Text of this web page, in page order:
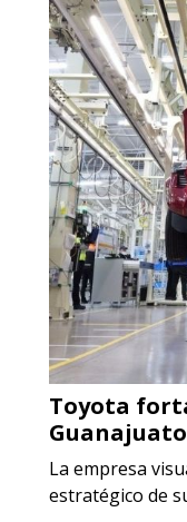
Empresa
Requiere:
ACERO
Incluyendo
Garantizar
origen
para
de calidad
Aplicar al
Empresa
Requiere:
GRAFITO
Toyota
Guanajuato
La empresa
estratégico de